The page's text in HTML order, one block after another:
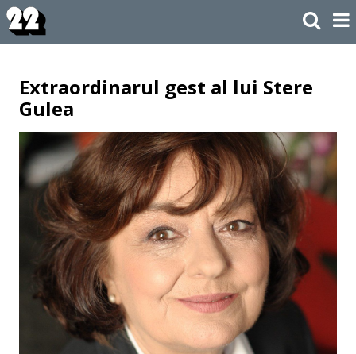
Extraordinarul gest al lui Stere
Gulea